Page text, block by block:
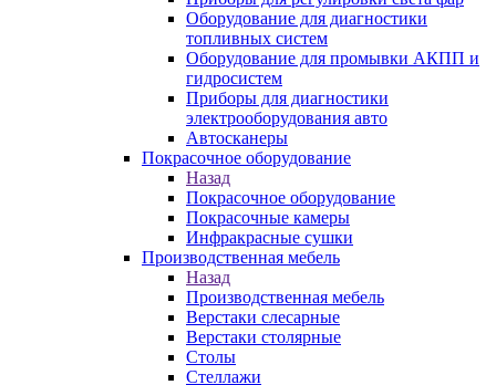
Оборудование для диагностики
топливных систем
Оборудование для промывки АКПП и
гидросистем
Приборы для диагностики
электрооборудования авто
Автосканеры
Покрасочное оборудование
Назад
Покрасочное оборудование
Покрасочные камеры
Инфракрасные сушки
Производственная мебель
Назад
Производственная мебель
Верстаки слесарные
Верстаки столярные
Столы
Стеллажи